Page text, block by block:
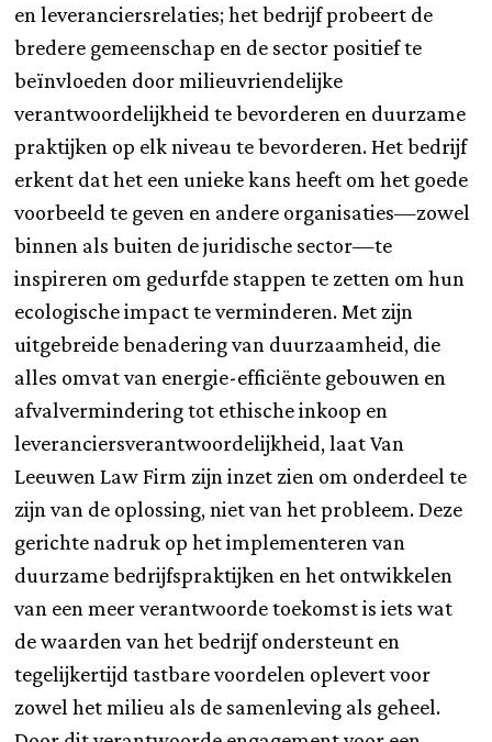
en leveranciersrelaties; het bedrijf probeert de
bredere gemeenschap en de sector positief te
beïnvloeden door milieuvriendelijke
verantwoordelijkheid te bevorderen en duurzame
praktijken op elk niveau te bevorderen. Het bedrijf
erkent dat het een unieke kans heeft om het goede
voorbeeld te geven en andere organisaties—zowel
binnen als buiten de juridische sector—te
inspireren om gedurfde stappen te zetten om hun
ecologische impact te verminderen. Met zijn
uitgebreide benadering van duurzaamheid, die
alles omvat van energie-efficiënte gebouwen en
afvalvermindering tot ethische inkoop en
leveranciersverantwoordelijkheid, laat Van
Leeuwen Law Firm zijn inzet zien om onderdeel te
zijn van de oplossing, niet van het probleem. Deze
gerichte nadruk op het implementeren van
duurzame bedrijfspraktijken en het ontwikkelen
van een meer verantwoorde toekomst is iets wat
de waarden van het bedrijf ondersteunt en
tegelijkertijd tastbare voordelen oplevert voor
zowel het milieu als de samenleving als geheel.